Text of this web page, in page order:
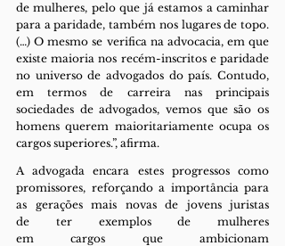
de mulheres, pelo que já estamos a caminhar
para a paridade, também nos lugares de topo.
(…) O mesmo se verifica na advocacia, em que
existe maioria nos recém-inscritos e paridade
no universo de advogados do país. Contudo,
em termos de carreira nas principais
sociedades de advogados, vemos que são os
homens querem maioritariamente ocupa os
cargos superiores.”, afirma.
A advogada encara estes progressos como
promissores, reforçando a importância para
as gerações mais novas de jovens juristas
de ter exemplos de mulheres
em cargos que ambicionam